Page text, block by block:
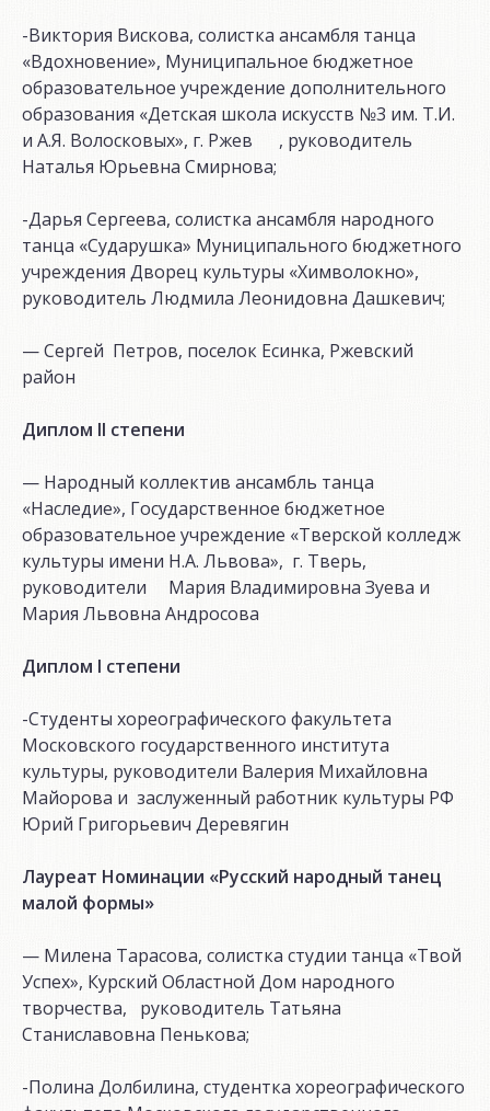
-Виктория Вискова, солистка ансамбля танца
«Вдохновение», Муниципальное бюджетное
образовательное учреждение дополнительного
образования «Детская школа искусств №3 им. Т.И.
и А.Я. Волосковых», г. Ржев , руководитель
Наталья Юрьевна Смирнова;
-Дарья Сергеева, солистка ансамбля народного
танца «Сударушка» Муниципального бюджетного
учреждения Дворец культуры «Химволокно»,
руководитель Людмила Леонидовна Дашкевич;
— Сергей Петров, поселок Есинка, Ржевский
район
Диплом II степени
— Народный коллектив ансамбль танца
«Наследие», Государственное бюджетное
образовательное учреждение «Тверской колледж
культуры имени Н.А. Львова», г. Тверь,
руководители Мария Владимировна Зуева и
Мария Львовна Андросова
Диплом I степени
-Студенты хореографического факультета
Московского государственного института
культуры, руководители Валерия Михайловна
Майорова и заслуженный работник культуры РФ
Юрий Григорьевич Деревягин
Лауреат Номинации «Русский народный танец
малой формы»
— Милена Тарасова, солистка студии танца «Твой
Успех», Курский Областной Дом народного
творчества, руководитель Татьяна
Станиславовна Пенькова;
-Полина Долбилина, студентка хореографического